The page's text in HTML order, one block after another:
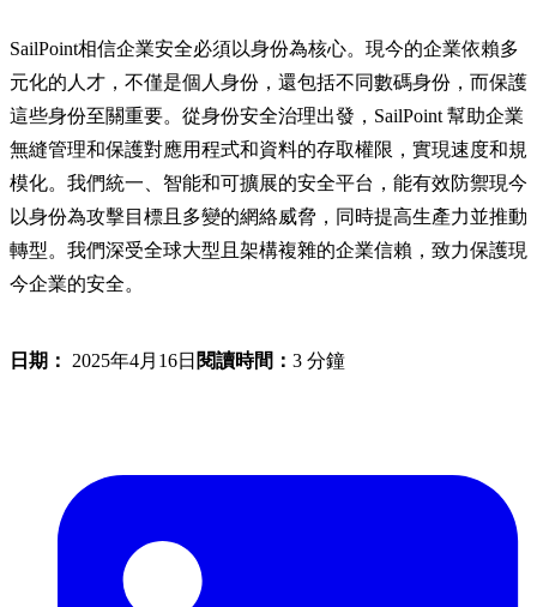
SailPoint相信企業安全必須以身份為核心。現今的企業依賴多
元化的人才，不僅是個人身份，還包括不同數碼身份，而保護
這些身份至關重要。從身份安全治理出發，SailPoint 幫助企業
無縫管理和保護對應用程式和資料的存取權限，實現速度和規
模化。我們統一、智能和可擴展的安全平台，能有效防禦現今
以身份為攻擊目標且多變的網絡威脅，同時提高生產力並推動
轉型。我們深受全球大型且架構複雜的企業信賴，致力保護現
今企業的安全。
日期： 2025年4月16日 閱讀時間： 3 分鐘